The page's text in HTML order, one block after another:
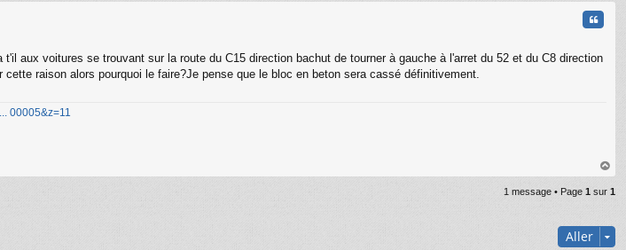
aux voitures se trouvant sur la route du C15 direction bachut de tourner à gauche à l'arret du 52 et du C8 direction
raison alors pourquoi le faire?Je pense que le bloc en beton sera cassé définitivement.
00005&z=11
au
t
1 message • Page 1 sur 1
Aller